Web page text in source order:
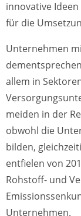
innovative
für die
Unternehmen
allem in
meiden in der
obwohl die
bilden,
entfielen von
Rohstoff- und
Unternehmen.